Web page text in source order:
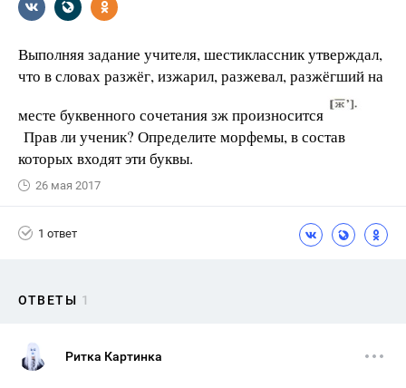
Выполняя задание учителя, шестиклассник утверждал,
что в словах разжёг, изжарил, разжевал, разжёгший на
месте буквенного сочетания зж произносится
Прав ли ученик? Определите морфемы, в состав
которых входят эти буквы.
26 мая 2017
1 ответ
ОТВЕТЫ 1
Ритка Картинка